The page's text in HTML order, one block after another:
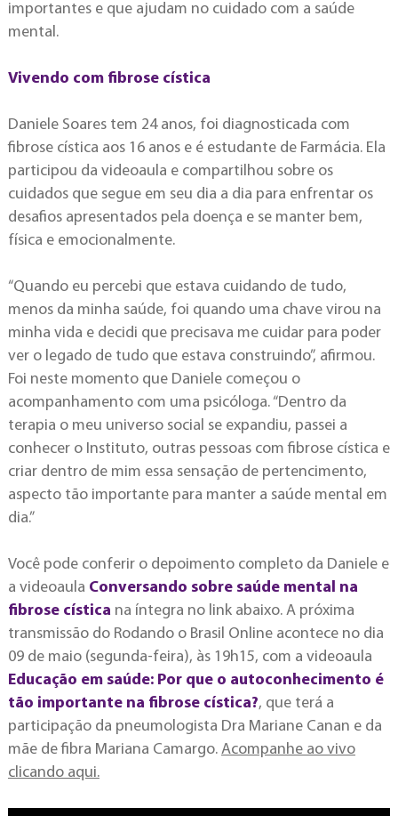
importantes e que ajudam no cuidado com a saúde
mental.
Vivendo com fibrose cística
Daniele Soares tem 24 anos, foi diagnosticada com
fibrose cística aos 16 anos e é estudante de Farmácia. Ela
participou da videoaula e compartilhou sobre os
cuidados que segue em seu dia a dia para enfrentar os
desafios apresentados pela doença e se manter bem,
física e emocionalmente.
“Quando eu percebi que estava cuidando de tudo,
menos da minha saúde, foi quando uma chave virou na
minha vida e decidi que precisava me cuidar para poder
ver o legado de tudo que estava construindo”, afirmou.
Foi neste momento que Daniele começou o
acompanhamento com uma psicóloga. “Dentro da
terapia o meu universo social se expandiu, passei a
conhecer o Instituto, outras pessoas com fibrose cística e
criar dentro de mim essa sensação de pertencimento,
aspecto tão importante para manter a saúde mental em
dia.”
Você pode conferir o depoimento completo da Daniele e
a videoaula Conversando sobre saúde mental na
fibrose cística na íntegra no link abaixo. A próxima
transmissão do Rodando o Brasil Online acontece no dia
09 de maio (segunda-feira), às 19h15, com a videoaula
Educação em saúde: Por que o autoconhecimento é
tão importante na fibrose cística?, que terá a
participação da pneumologista Dra Mariane Canan e da
mãe de fibra Mariana Camargo. Acompanhe ao vivo
clicando aqui.